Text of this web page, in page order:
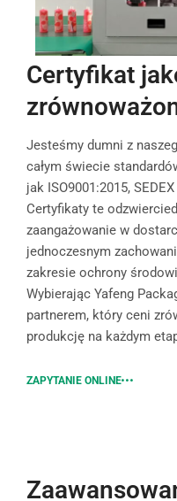
Certyfikat
Jesteśmy dumni z
całym świecie
jak ISO9001:2015,
Certyfikaty te
zaangażowanie w
jednoczesnym
zakresie ochrony
Wybierając Yafeng
partnerem, który ceni
produkcję na każdym
ZAPYTANIE ONLINE